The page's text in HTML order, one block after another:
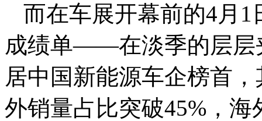
而在车展开幕前的4月
成绩单——在淡季的层层
居中国新能源车企榜首
外销量占比突破45%，